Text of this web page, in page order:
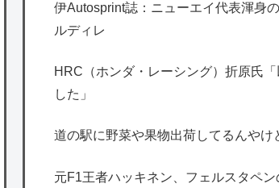
のF1プロジェクトを経験した専門家
ペレスとキャデラックF1の契約は
年のみ、2027年に向けてウィリアム
出たあの親日経営者に海外が大騒ぎ
伊Autosprint誌：ニューエイ代表渾身
ルディレ
HRC（ホンダ・レーシング）折原氏
した」
道の駅に野菜や果物出荷してるんやけ
元F1王者ハッキネン、フェルスタペ